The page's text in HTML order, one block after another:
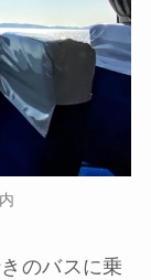
のバスに乗